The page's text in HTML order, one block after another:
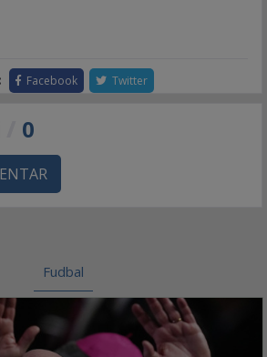
Facebook Twitter
0
Fudbal